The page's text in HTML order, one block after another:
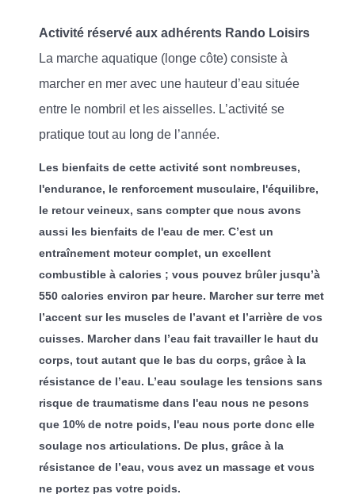
Activité réservé aux adhérents Rando Loisirs
La marche aquatique (longe côte) consiste à
marcher en mer avec une hauteur d’eau située
entre le nombril et les aisselles. L’activité se
pratique tout au long de l’année.
Les bienfaits de cette activité sont nombreuses,
l'endurance, le renforcement musculaire, l'équilibre,
le retour veineux, sans compter que nous avons
aussi les bienfaits de l'eau de mer. C’est un
entraînement moteur complet, un excellent
combustible à calories ; vous pouvez brûler jusqu’à
550 calories environ par heure. Marcher sur terre met
l’accent sur les muscles de l’avant et l’arrière de vos
cuisses. Marcher dans l’eau fait travailler le haut du
corps, tout autant que le bas du corps, grâce à la
résistance de l’eau. L’eau soulage les tensions sans
risque de traumatisme dans l'eau nous ne pesons
que 10% de notre poids, l'eau nous porte donc elle
soulage nos articulations. De plus, grâce à la
résistance de l’eau, vous avez un massage et vous
ne portez pas votre poids.